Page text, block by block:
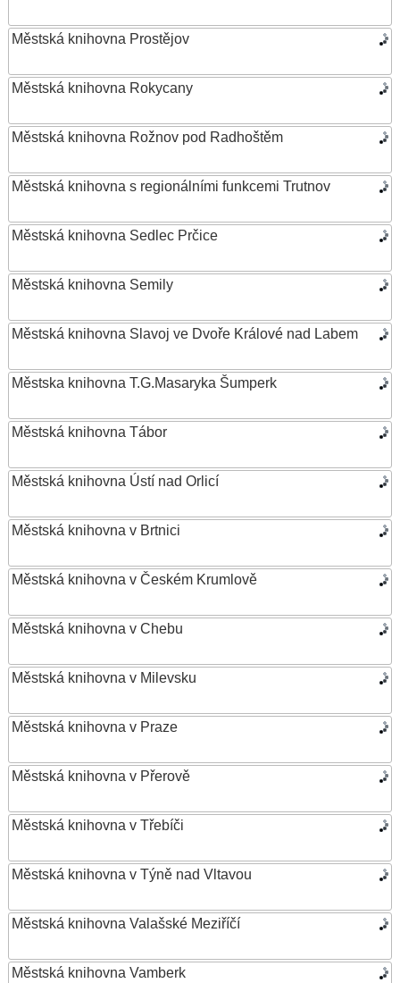
Městská knihovna Prostějov
Městská knihovna Rokycany
Městská knihovna Rožnov pod Radhoštěm
Městská knihovna s regionálními funkcemi Trutnov
Městská knihovna Sedlec Prčice
Městská knihovna Semily
Městská knihovna Slavoj ve Dvoře Králové nad Labem
Městska knihovna T.G.Masaryka Šumperk
Městská knihovna Tábor
Městská knihovna Ústí nad Orlicí
Městská knihovna v Brtnici
Městská knihovna v Českém Krumlově
Městská knihovna v Chebu
Městská knihovna v Milevsku
Městská knihovna v Praze
Městská knihovna v Přerově
Městská knihovna v Třebíči
Městská knihovna v Týně nad Vltavou
Městská knihovna Valašské Meziříčí
Městská knihovna Vamberk